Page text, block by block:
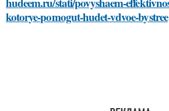
kotorye-pomogut-hudet-vdvoe-bystree